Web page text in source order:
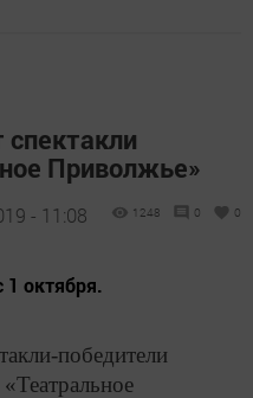
Приволжье»
- 11:08 1248 0 0
1 октября.
победители